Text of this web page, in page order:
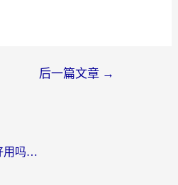
后一篇文章 →
海外党必看：穿梭VPN好用吗？和云帆VPN对比哪个回国效果更好？附真实测评+避坑指南